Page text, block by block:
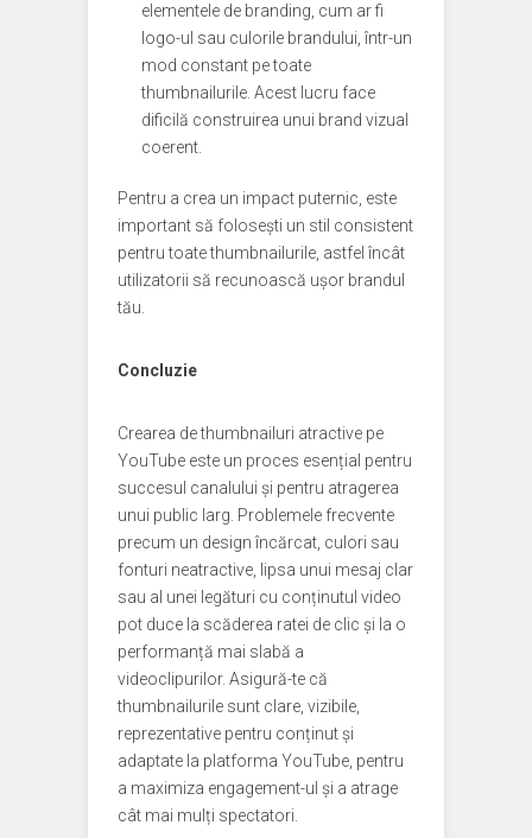
elementele de branding, cum ar fi
logo-ul sau culorile brandului, într-un
mod constant pe toate
thumbnailurile. Acest lucru face
dificilă construirea unui brand vizual
coerent.
Pentru a crea un impact puternic, este
important să folosești un stil consistent
pentru toate thumbnailurile, astfel încât
utilizatorii să recunoască ușor brandul
tău.
Concluzie
Crearea de thumbnailuri atractive pe
YouTube este un proces esențial pentru
succesul canalului și pentru atragerea
unui public larg. Problemele frecvente
precum un design încărcat, culori sau
fonturi neatractive, lipsa unui mesaj clar
sau al unei legături cu conținutul video
pot duce la scăderea ratei de clic și la o
performanță mai slabă a
videoclipurilor. Asigură-te că
thumbnailurile sunt clare, vizibile,
reprezentative pentru conținut și
adaptate la platforma YouTube, pentru
a maximiza engagement-ul și a atrage
cât mai mulți spectatori.